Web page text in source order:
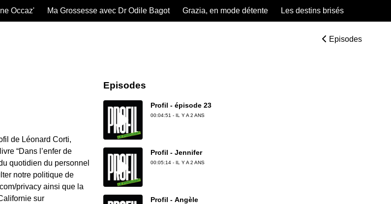
Occaz' Ma Grossesse avec Dr Odile Bagot Grazia, en mode détente Les destins brisés
Episodes
de Léonard Corti,
“Dans l’enfer de
quotidien du personnel
notre politique de
privacy ainsi que la
sur
Episodes
Profil - épisode 23
00:04:51 - IL Y A 2 ANS
Profil - Jennifer
00:05:14 - IL Y A 2 ANS
Profil - Angèle